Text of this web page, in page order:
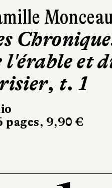
l'érable et
t. 1
pages, 9,90 €